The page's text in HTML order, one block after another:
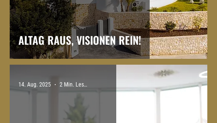
ALTAG RAUS, VISIONEN REIN!
14. Aug. 2025 2 Min. Lesezeit